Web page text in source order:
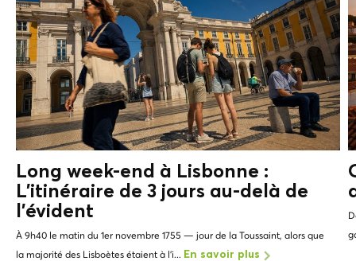
Long week-end à Lisbonne :
L'itinéraire de 3 jours au-delà de
l'évident
À 9h40 le matin du 1er novembre 1755 — jour de la Toussaint, alors que
la majorité des Lisboètes étaient à l'i... En savoir plus